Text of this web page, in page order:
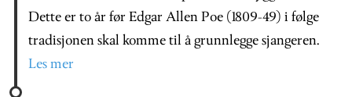
Dette er to år før Edgar Allen Poe (1809-49) i følge
tradisjonen skal komme til å grunnlegge sjangeren.
Les mer